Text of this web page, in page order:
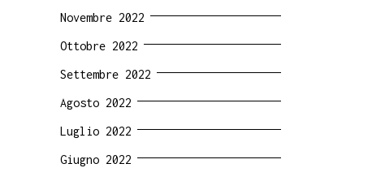
Novembre 2022
Ottobre 2022
Settembre 2022
Agosto 2022
Luglio 2022
Giugno 2022